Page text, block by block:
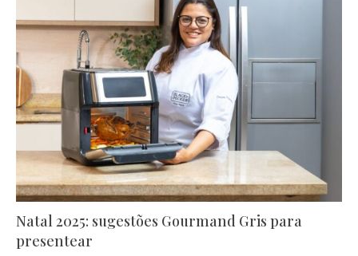
Natal 2025: sugestões Gourmand Gris para
presentear